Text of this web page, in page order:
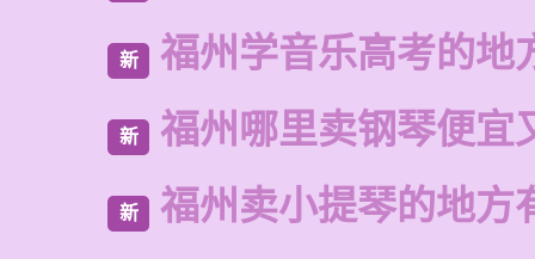
新 福州学音乐高考的地
新 福州哪里卖钢琴便宜
新 福州卖小提琴的地方